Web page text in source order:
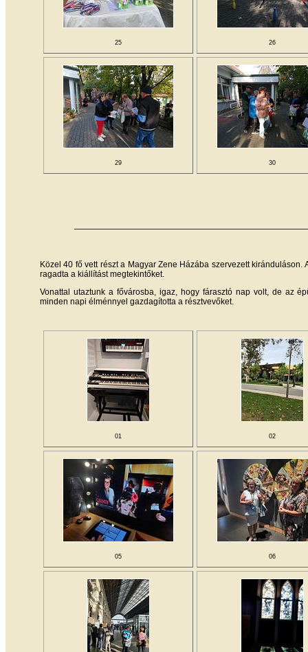
25 26
29 30
Közel 40 fő vett részt a Magyar Zene Házába szervezett
ragadta a kiállítást megtekintőket.
Vonattal utaztunk a fővárosba, igaz, hogy fárasztó nap volt, de az
minden napi élménnyel gazdagította a résztvevőket.
01 02
05 06